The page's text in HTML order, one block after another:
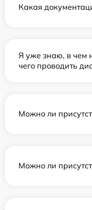
Какая
Я уже знаю, в чем
чего проводить
Можно ли
Можно ли